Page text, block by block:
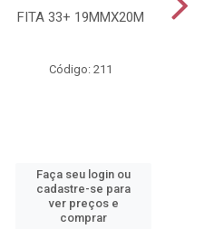
FITA 33+ 19MMX20M
Código: 211
Faça seu login ou
cadastre-se para
ver preços e
comprar